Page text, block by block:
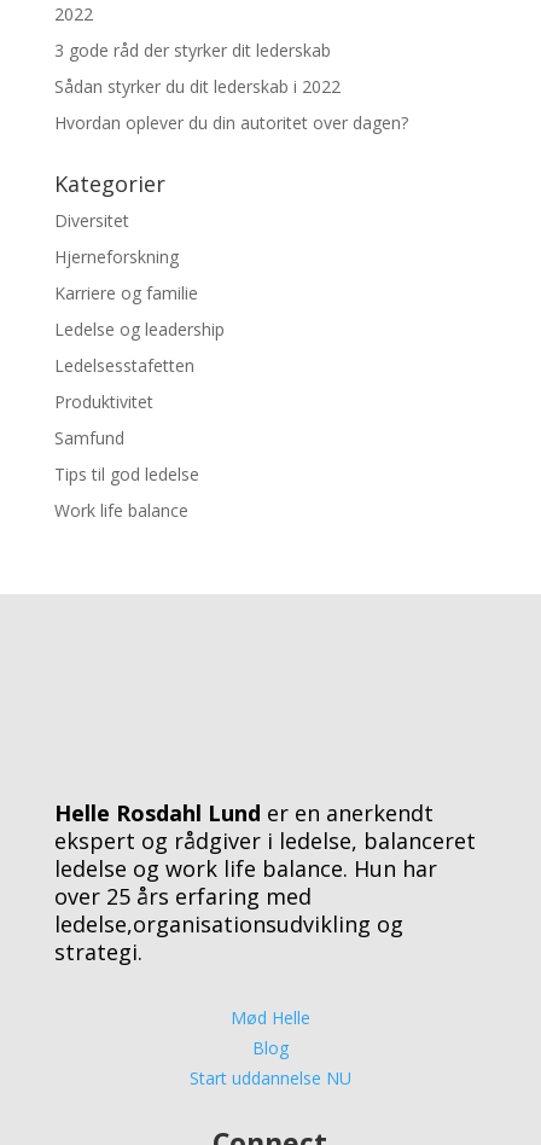
2022
3 gode råd der styrker dit lederskab
Sådan styrker du dit lederskab i 2022
Hvordan oplever du din autoritet over dagen?
Kategorier
Diversitet
Hjerneforskning
Karriere og familie
Ledelse og leadership
Ledelsesstafetten
Produktivitet
Samfund
Tips til god ledelse
Work life balance
Helle Rosdahl Lund er en anerkendt
ekspert og rådgiver i ledelse, balanceret
ledelse og work life balance. Hun har
over 25 års erfaring med
ledelse,organisationsudvikling og
strategi.
Mød Helle
Blog
Start uddannelse NU